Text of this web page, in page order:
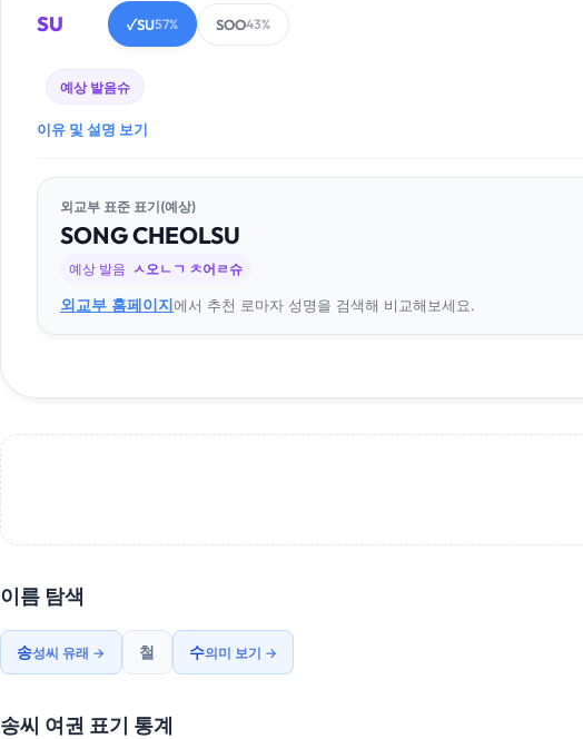
SU ✓SU57% SOO43%
예상 발음슈
이유 및 설명 보기
외교부 표준 표기(예상)
SONGCHEOLSU
예상 발음 ㅅ오ㄴㄱ ㅊ어ㄹ슈
외교부 홈페이지에서 추천 로마자 성명을 검색해 비교해보세요.
이름 탐색
송성씨 유래 → 철 수의미 보기 →
송씨 여권 표기 통계